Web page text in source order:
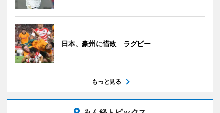
日本、豪州に惜敗 ラグビー
もっと見る